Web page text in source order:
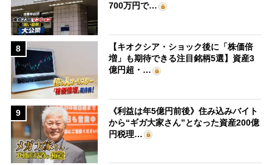
700万円で…
8
【キオクシア・ショック後に「株価倍
増」も期待できる注目銘柄5選】資産3
億円超・…
9
《利益は年5億円前後》住み込みバイト
から“ギガ大家さん”となった資産200億
円税理…